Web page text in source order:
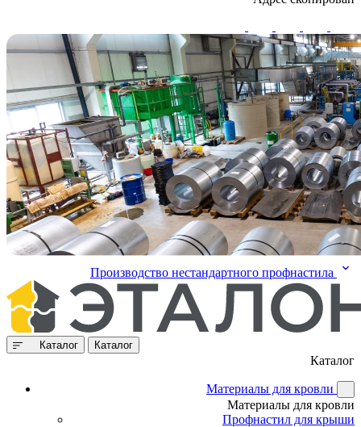
Производство нестандартного профнастила
Каталог Каталог
Каталог
Материалы для кровли
Материалы для кровли
Профнастил для крыши